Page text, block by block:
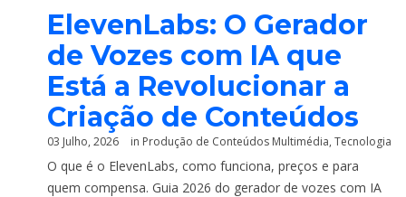
ElevenLabs: O Gerador
de Vozes com IA que
Está a Revolucionar a
Criação de Conteúdos
03 Julho, 2026 in Produção de Conteúdos Multimédia, Tecnologia
O que é o ElevenLabs, como funciona, preços e para
quem compensa. Guia 2026 do gerador de vozes com IA